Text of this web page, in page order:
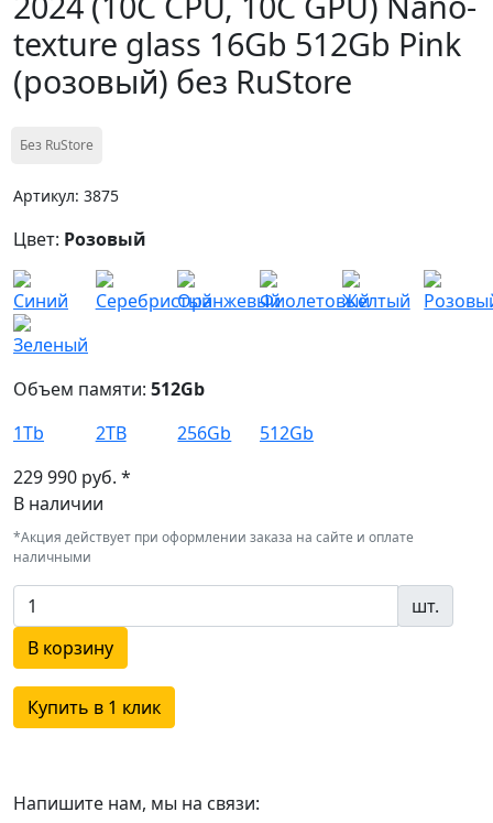
texture glass 16Gb 512Gb Pink
(розовый) без RuStore
Без RuStore
Артикул: 3875
Цвет: Розовый
Объем памяти: 512Gb
1Tb
2TB 256Gb
512Gb
229 990 руб. *
В наличии
*Акция действует при оформлении заказа на сайте и оплате
наличными
шт.
В корзину
Купить в 1 клик
Напишите нам, мы на связи: